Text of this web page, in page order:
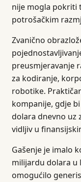
nije mogla pokriti
potrošačkim
Zvanično
preusmjeravanje
za kodiranje,
robotike.
kompanije, gdje
dolara dnevno uz
vidljiv u
Gašenje je imalo
milijardu dolara u
omogućilo